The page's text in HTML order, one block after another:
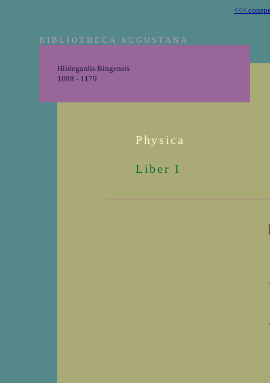
<<<
BIBLIOTHECA AUGUSTANA
Hildegardis Bingensis
1098 - 1179
Physica
Liber I